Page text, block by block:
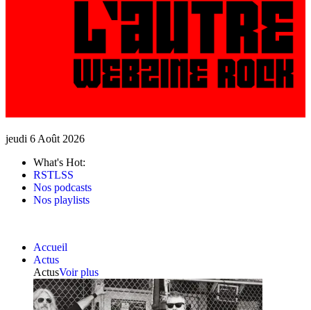
jeudi 6 Août 2026
What's Hot:
RSTLSS
Nos podcasts
Nos playlists
Accueil
Actus
ActusVoir plus